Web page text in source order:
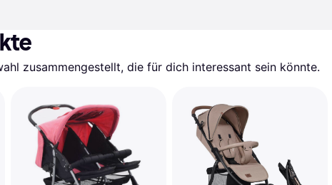
zusammengestellt, die für dich interessant sein könnte.